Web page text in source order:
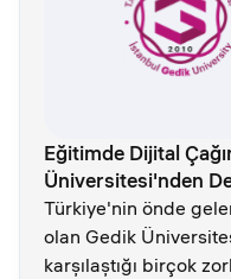
Eğitimde Dijital
Üniversitesi'nden
Türkiye'nin önde
olan Gedik
karşılaştığı birçok